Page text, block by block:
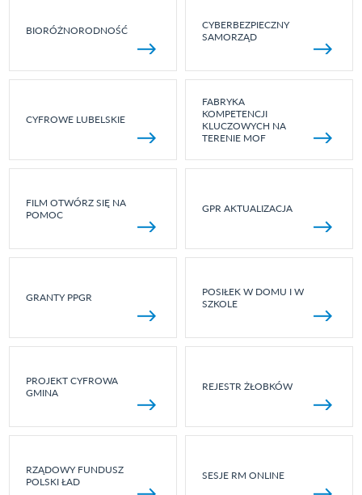
BIORÓŻNORODNOŚĆ
CYBERBEZPIECZNY
SAMORZĄD
CYFROWE LUBELSKIE
FABRYKA
KOMPETENCJI
KLUCZOWYCH NA
TERENIE MOF
FILM OTWÓRZ SIĘ NA
POMOC
GPR AKTUALIZACJA
GRANTY PPGR
POSIŁEK W DOMU I W
SZKOLE
PROJEKT CYFROWA
GMINA
REJESTR ŻŁOBKÓW
RZĄDOWY FUNDUSZ
POLSKI ŁAD
SESJE RM ONLINE